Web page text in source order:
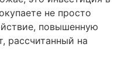
не просто
повышенную
рассчитанный на